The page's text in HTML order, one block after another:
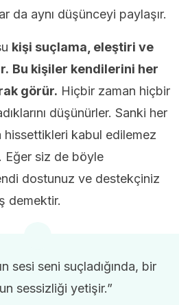
da aynı düşünceyi paylaşır.
kişi suçlama, eleştiri ve
Bu kişiler kendilerini her
görür. Hiçbir zaman hiçbir
düşünürler. Sanki her
kabul edilemez
Eğer siz de böyle
dostunuz ve destekçiniz
demektir.
sesi seni suçladığında, bir
sessizliği yetişir.”